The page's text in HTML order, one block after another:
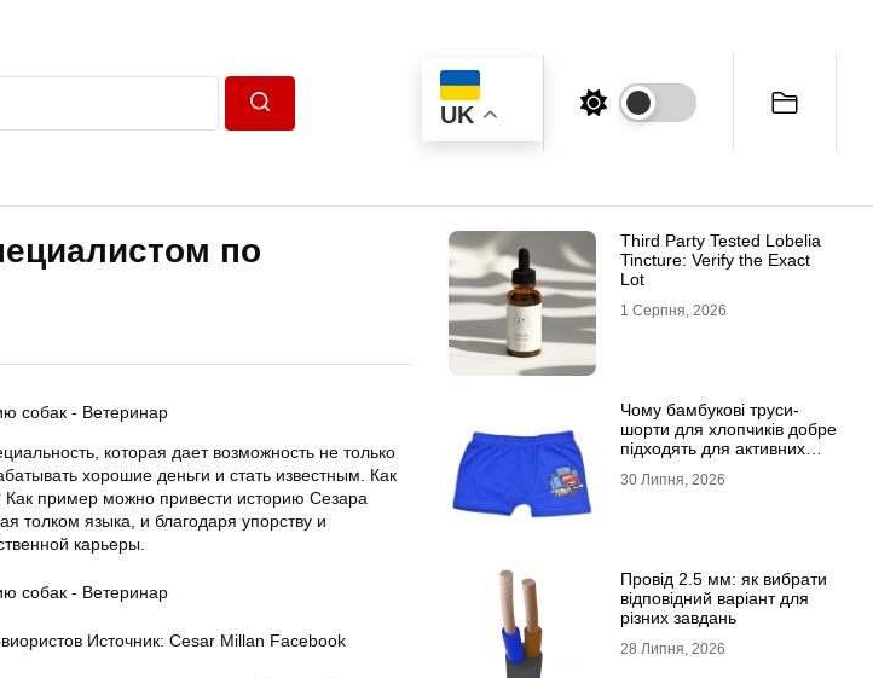
UK
по
которая дает возможность не только
хорошие деньги и стать известным. Как
Как пример можно привести историю Сезара
толком языка, и благодаря упорству и
карьеры.
Источник: Cesar Millan Facebook
Third Party Tested Lobelia
Tincture: Verify the Exact
Lot
1 Серпня, 2026
Чому бамбукові труси-
шорти для хлопчиків добре
підходять для активних
30 Липня, 2026
Провід 2.5 мм: як вибрати
відповідний варіант для
різних завдань
28 Липня, 2026